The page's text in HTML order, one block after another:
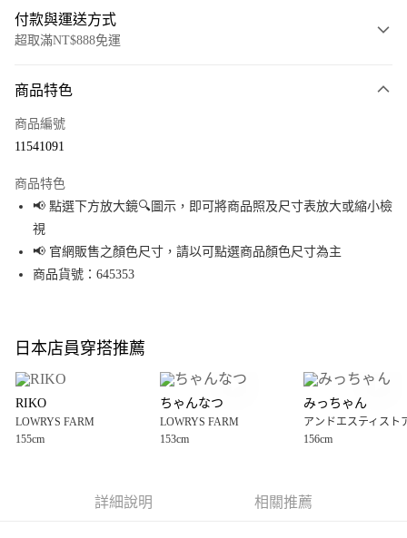
付款與運送方式
超取滿NT$888免運
信用卡一次付款
Apple Pay
街口支付
悠遊付
全盈+PAY
大哥付你分期
1.本服務由台灣大哥大提供，台灣大哥大用戶可立即使用無須另外申請。
2.付款方式選擇「大哥付你分期」，訂單成立後會自動跳轉到大哥付的交易
3.實際核准額度、可分期數及費用金額請依後續交易確認頁面所載為準。
4.訂單成立30分鐘內，如未前往確認交易或遇審核未通過，訂單將自動取
AFTEE先享後付
商品特色
商品編號
11541091
商品特色
📢 點選下方放大鏡🔍圖示，即可將商品照及尺寸表放大或縮小檢
視
📢 官網販售之顏色尺寸，請以可點選商品顏色尺寸為主
商品貨號：645353
日本店員穿搭推薦
RIKO
LOWRYS FARM
155cm
ちゃんなつ
LOWRYS FARM
153cm
みっちゃん
アンドエスティスト
156cm
詳細說明 相關推薦